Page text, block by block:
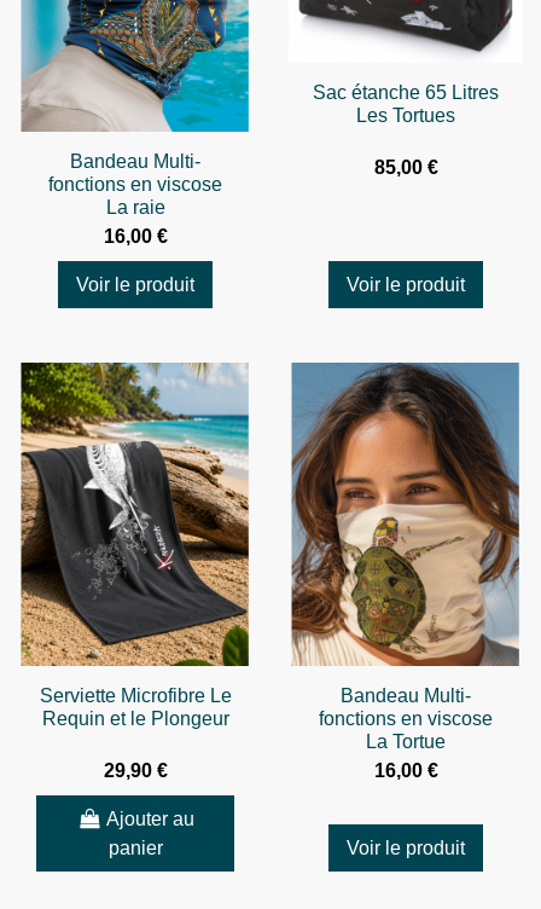
Bandeau Multi-
fonctions en viscose
La raie
16,00 €
Voir le produit
Sac étanche 65 Litres
Les Tortues
85,00 €
Voir le produit
Serviette Microfibre Le
Requin et le Plongeur
29,90 €
Ajouter au
panier
Bandeau Multi-
fonctions en viscose
La Tortue
16,00 €
Voir le produit